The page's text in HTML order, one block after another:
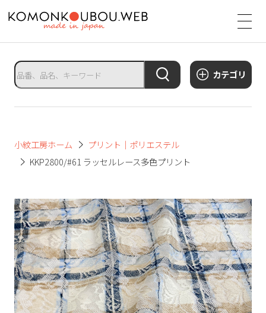
カテゴリ
小紋工房ホーム
プリント｜ポリエステル
KKP2800/#61 ラッセルレース多色プリント
サ
イ
ト
タ
イ
ト
ニ
ュ
ー
を
開
く